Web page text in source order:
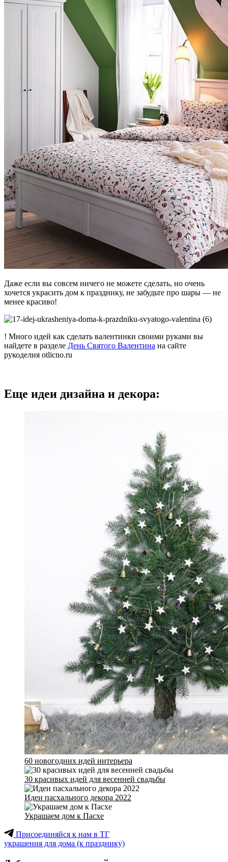
Даже если вы совсем ничего не можете сделать, но очень
хочется украсить дом к празднику, не забудьте про шары — не
менее красиво!
! Много идей как сделать валентинки своими руками вы
найдете в разделе День Святого Валентина на сайте
рукоделия otlicno.ru
Еще идеи дизайна и декора:
60 новогодних идей интерьера
30 красивых идей для весенней свадьбы
Идеи пасхального декора 2022
Украшаем дом к Пасхе
Присоединяйся к нам в ТГ
украшения для дома (к празднику)